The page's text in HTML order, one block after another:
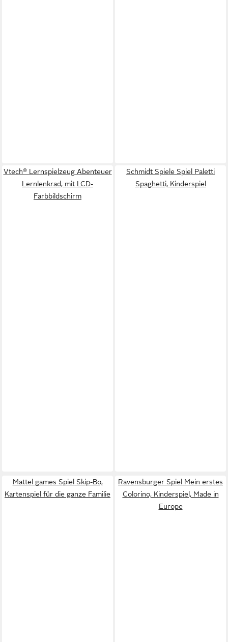
Vtech® Lernspielzeug Abenteuer
Lernlenkrad, mit LCD-
Farbbildschirm
Schmidt Spiele Spiel Paletti
Spaghetti, Kinderspiel
Mattel games Spiel Skip-Bo,
Kartenspiel für die ganze Familie
Ravensburger Spiel Mein erstes
Colorino, Kinderspiel, Made in
Europe